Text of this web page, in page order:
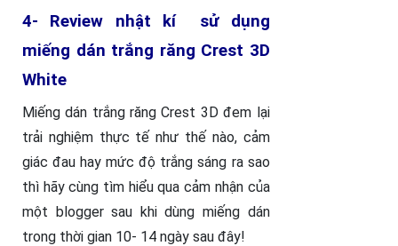
4- Review nhật kí sử dụng
miếng dán trắng răng Crest 3D
White
Miếng dán trắng răng Crest 3D đem lại
trải nghiệm thực tế như thế nào, cảm
giác đau hay mức độ trắng sáng ra sao
thì hãy cùng tìm hiểu qua cảm nhận của
một blogger sau khi dùng miếng dán
trong thời gian 10- 14 ngày sau đây!